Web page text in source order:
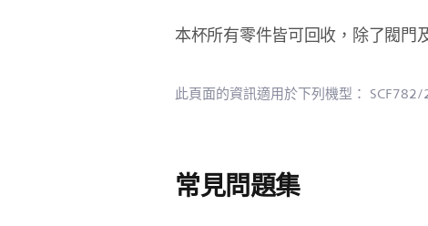
本杯所有零件皆可回收，除了閥門
此頁面的資訊適用於下列機型： SCF782/
常見問題集